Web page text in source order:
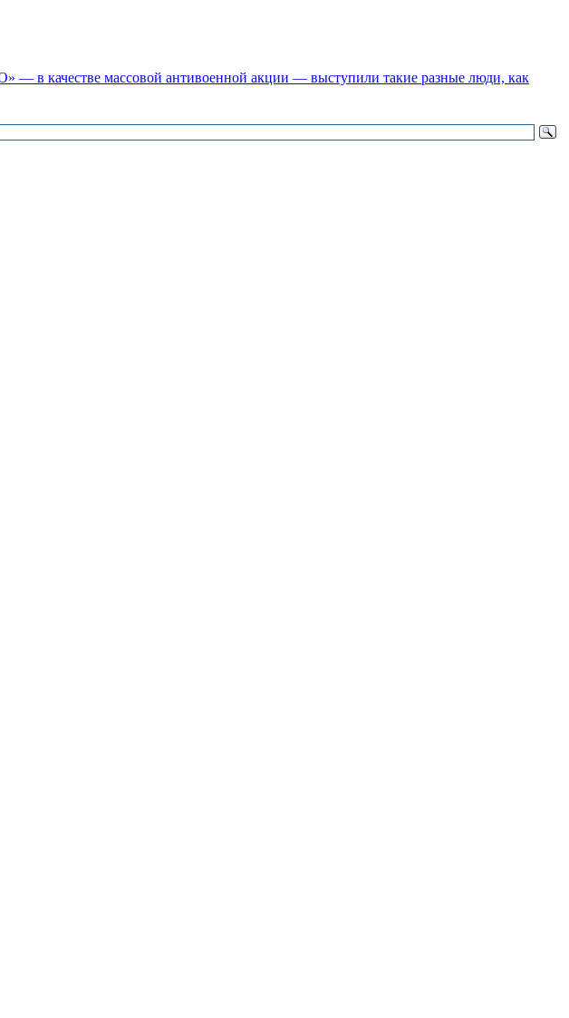
— в качестве массовой антивоенной акции — выступили такие разные люди, как